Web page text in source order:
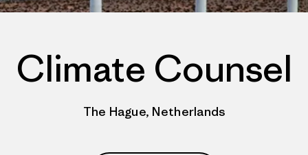
Climate Counsel
The Hague, Netherlands